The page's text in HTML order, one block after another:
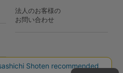
法人のお客様の
お問い合わせ